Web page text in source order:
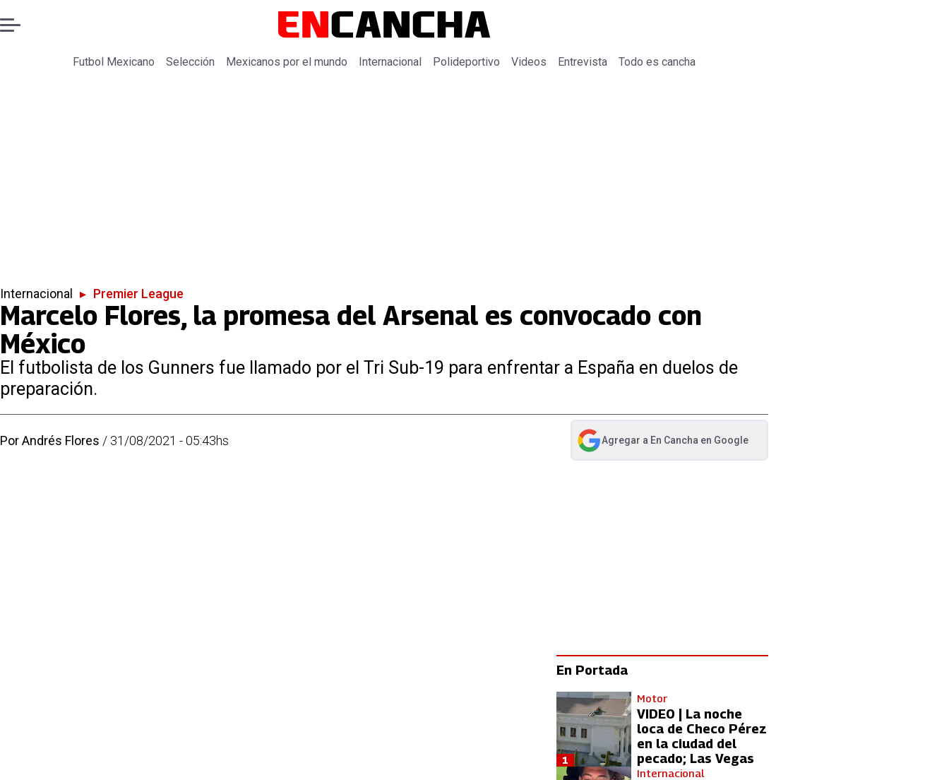
Futbol Mexicano Selección Mexicanos por el mundo Internacional Polideportivo Videos Entrevista Todo es cancha
Internacional ▸ Premier League
Marcelo Flores, la promesa del Arsenal es convocado con
México
El futbolista de los Gunners fue llamado por el Tri Sub-19 para enfrentar a España en duelos de
preparación.
PorAndrés Flores / 31/08/2021 - 05:43hs Agregar a En Cancha en Google
abre en nueva pestaña
En Portada
Motor
VIDEO | La noche
loca de Checo Pérez
en la ciudad del
pecado; Las Vegas
1
Internacional